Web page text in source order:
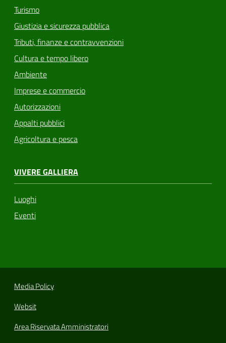
Turismo
Giustizia e sicurezza pubblica
Tributi, finanze e contravvenzioni
Cultura e tempo libero
Ambiente
Imprese e commercio
Autorizzazioni
Appalti pubblici
Agricoltura e pesca
VIVERE GALLIERA
Luoghi
Eventi
Media Policy
Websit
Area Riservata Amministratori